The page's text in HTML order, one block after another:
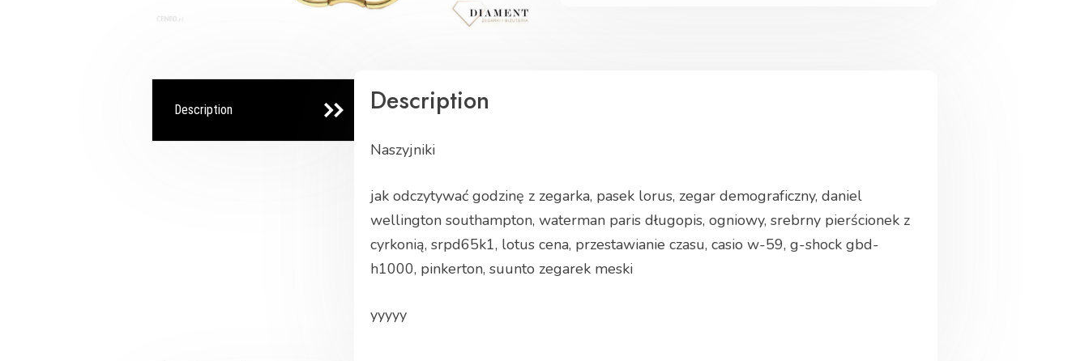
Description Description
Naszyjniki
jak odczytywać godzinę z zegarka, pasek lorus, zegar demograficzny, daniel
wellington southampton, waterman paris długopis, ogniowy, srebrny pierścionek z
cyrkonią, srpd65k1, lotus cena, przestawianie czasu, casio w-59, g-shock gbd-
h1000, pinkerton, suunto zegarek meski
yyyyy